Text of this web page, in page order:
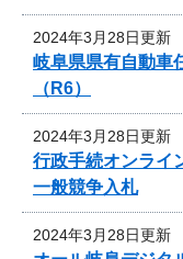
2024年3月28日更新
岐阜県県有自動車
（R6）
2024年3月28日更新
行政手続オンライ
一般競争入札
2024年3月28日更新